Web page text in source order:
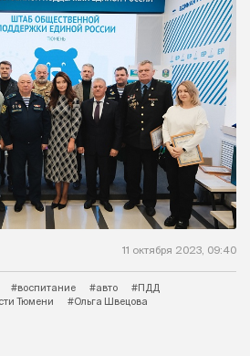
11 октября 2023, 09:40
#воспитание #авто
#ПДД
Тюмени
#Ольга Швецова